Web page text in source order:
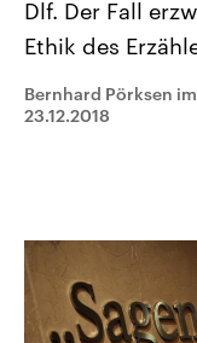
Bundesland von
CDU, SPD und FDP
Umfragen,
und Hintergründe zu
und Kandidaten der
Wahl.
Sendungen
Dlf. Der Fall
Ethik des
Bernhard Pörksen
23.12.2018